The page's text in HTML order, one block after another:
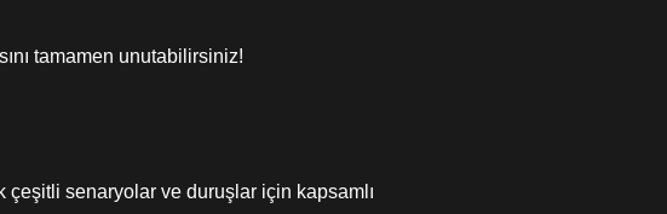
tamamen unutabilirsiniz!
çeşitli senaryolar ve duruşlar için kapsamlı